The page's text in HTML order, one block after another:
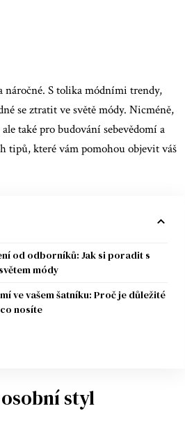
náročné. S tolika módními trendy,
se ztratit ve světě módy. Nicméně,
také pro budování sebevědomí a
tipů, které vám pomohou objevit váš
od odborníků: Jak si poradit s
módy
ve vašem šatníku: Proč je důležité
nosíte
styl